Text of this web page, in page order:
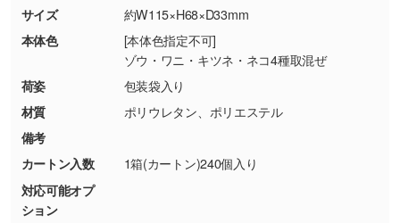
現物支給による色指定も承っております。→
しく見る
・背景がある画像からキャラクター部分だけを
シンプルな背景のデータや、使いたいキャラク
り抜き処理が可能です。→詳しく見る
・持っているデータの背景が足りない／塗り足
商品が破損した場合
・商品到着後7日以上経過している場合
・お客様のご都合による返品・交換依頼(商
品・色・数量などの注文間違い等)
サイズ
約W115×H68×D33mm
本体色
[本体色指定不可]
ゾウ・ワニ・キツネ・ネコ4種取混ぜ
荷姿
包装袋入り
材質
ポリウレタン、ポリエステル
備考
カートン入数
1箱(カートン)240個入り
対応可能オプ
ション